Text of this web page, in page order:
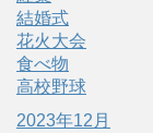
結婚式
花火大会
食べ物
高校野球
2023年12月